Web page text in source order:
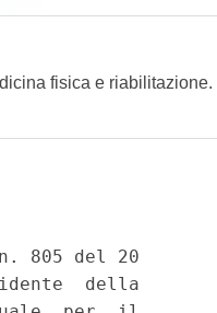
fisica e riabilitazione.